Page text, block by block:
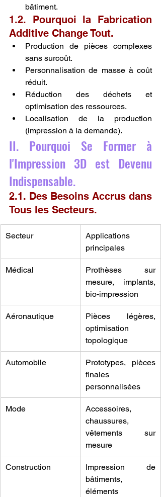
bâtiment.
1.2. Pourquoi la Fabrication
Additive Change Tout.
Production de pièces complexes
sans surcoût.
Personnalisation de masse à coût
réduit.
Réduction des déchets et
optimisation des ressources.
Localisation de la production
(impression à la demande).
II. Pourquoi Se Former à
l'Impression 3D est Devenu
Indispensable.
2.1. Des Besoins Accrus dans
Tous les Secteurs.
Secteur
Applications
principales
Médical
Prothèses sur
mesure, implants,
bio-impression
Aéronautique
Pièces légères,
optimisation
topologique
Automobile
Prototypes, pièces
finales
personnalisées
Mode
Accessoires,
chaussures,
vêtements sur
mesure
Construction
Impression de
bâtiments,
éléments